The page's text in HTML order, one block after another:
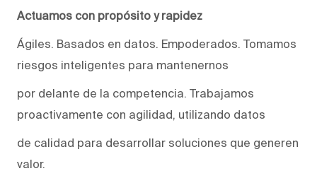
Actuamos con propósito y rapidez
Ágiles. Basados en datos. Empoderados. Tomamos
riesgos inteligentes para mantenernos
por delante de la competencia. Trabajamos
proactivamente con agilidad, utilizando datos
de calidad para desarrollar soluciones que generen
valor.